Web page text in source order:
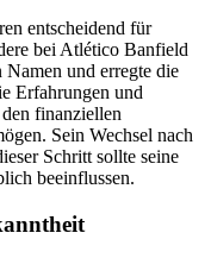
entscheidend für
bei Atlético Banfield
Namen und erregte die
Erfahrungen und
finanziellen
Sein Wechsel nach
Schritt sollte seine
beeinflussen.